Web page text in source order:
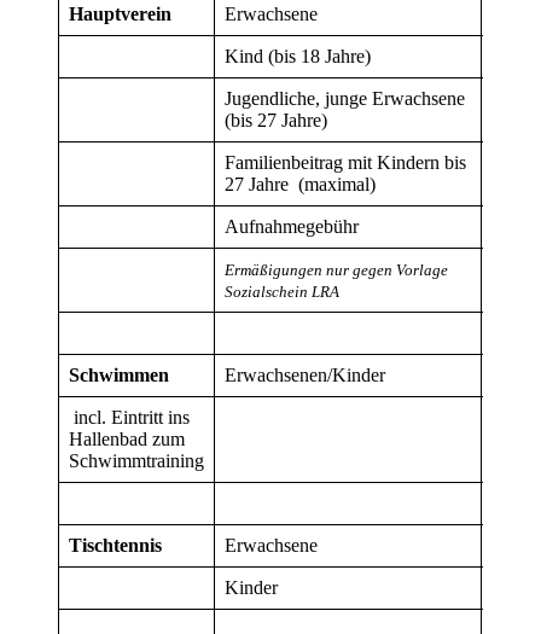
Hauptverein Erwachsene
Kind (bis 18 Jahre)
Jugendliche, junge Erwachsene
(bis 27 Jahre)
Familienbeitrag mit Kindern bis
27 Jahre (maximal)
Aufnahmegebühr
Ermäßigungen nur gegen Vorlage
Sozialschein LRA
Schwimmen Erwachsenen/Kinder
incl. Eintritt ins
Hallenbad zum
Schwimmtraining
Tischtennis Erwachsene
Kinder